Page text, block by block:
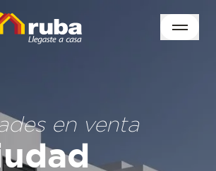
en venta